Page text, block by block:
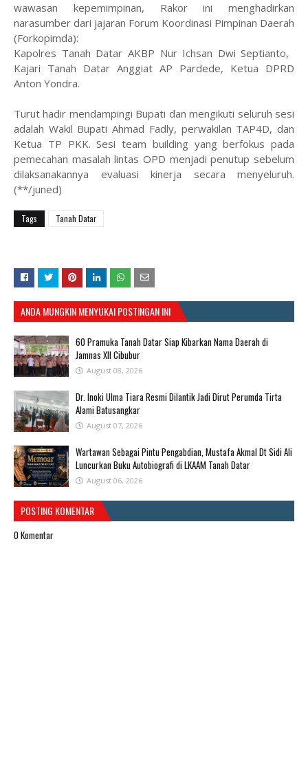
wawasan kepemimpinan, Rakor ini menghadirkan
narasumber dari jajaran Forum Koordinasi Pimpinan Daerah
(Forkopimda):
​Kapolres Tanah Datar AKBP Nur Ichsan Dwi Septianto, ​
Kajari Tanah Datar Anggiat AP Pardede, ​Ketua DPRD
Anton Yondra.
​Turut hadir mendampingi Bupati dan mengikuti seluruh sesi
adalah Wakil Bupati Ahmad Fadly, perwakilan TAP4D, dan
Ketua TP PKK. Sesi team building yang berfokus pada
pemecahan masalah lintas OPD menjadi penutup sebelum
dilaksanakannya evaluasi kinerja secara menyeluruh.
(**/juned)
Tags Tanah Datar
ANDA MUNGKIN MENYUKAI POSTINGAN INI
60 Pramuka Tanah Datar Siap Kibarkan Nama Daerah di
Jamnas XII Cibubur
August 08, 2026
​Dr. Inoki Ulma Tiara Resmi Dilantik Jadi Dirut Perumda Tirta
Alami Batusangkar
August 07, 2026
Wartawan Sebagai Pintu Pengabdian, Mustafa Akmal Dt Sidi Ali
Luncurkan Buku Autobiografi di LKAAM Tanah Datar
August 06, 2026
POSTING KOMENTAR
0 Komentar